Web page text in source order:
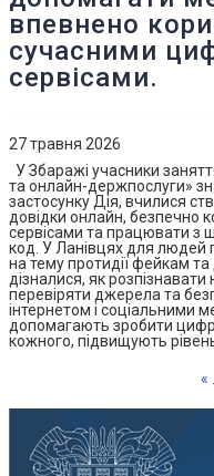
впевнено
сучасними
сервісами.
27 травня 2026
У Збаражі учасники
та онлайн-держпослуги»
застосунку Дія, вчилися
довідки онлайн, безпечно
сервісами та працювати з
код. У Ланівцях для людей
на тему протидії фейкам
дізналися, як
перевіряти джерела та
інтернетом і соціальними
допомагають зробити
кожного, підвищують рівень
«